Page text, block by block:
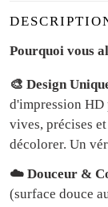
Pourquoi vous
🎨 Design
d'impression HD
vives, précises
décolorer. Un
☁️ Douceur &
(surface douce